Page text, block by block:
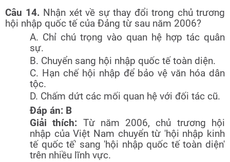
Câu 14. Nhận xét về sự thay đổi trong chủ trương
hội nhập quốc tế của Đảng từ sau năm 2006?
A. Chỉ chú trọng vào quan hệ hợp tác quân
sự.
B. Chuyển sang hội nhập quốc tế toàn diện.
C. Hạn chế hội nhập để bảo vệ văn hóa dân
tộc.
D. Chấm dứt các mối quan hệ với đối tác cũ.
Đáp án: B
Giải thích: Từ năm 2006, chủ trương hội
nhập của Việt Nam chuyển từ 'hội nhập kinh
tế quốc tế' sang 'hội nhập quốc tế toàn diện'
trên nhiều lĩnh vực.